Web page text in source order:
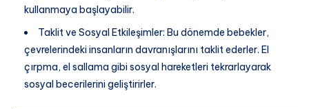
kullanmaya başlayabilir.
Taklit ve Sosyal Etkileşimler: Bu dönemde bebekler,
çevrelerindeki insanların davranışlarını taklit ederler. El
çırpma, el sallama gibi sosyal hareketleri tekrarlayarak
sosyal becerilerini geliştirirler.